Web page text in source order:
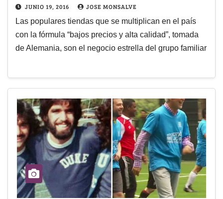
JUNIO 19, 2016 JOSE MONSALVE
Las populares tiendas que se multiplican en el país
con la fórmula “bajos precios y alta calidad”, tomada
de Alemania, son el negocio estrella del grupo familiar